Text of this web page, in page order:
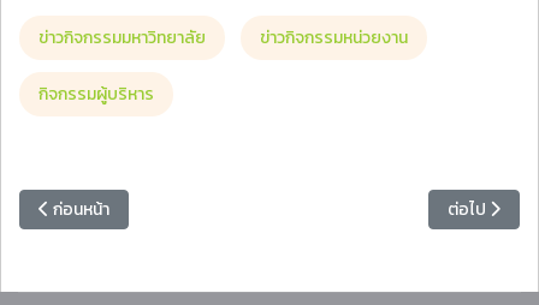
ข่าวกิจกรรมมหาวิทยาลัย ข่าวกิจกรรมหน่วยงาน
กิจกรรมผู้บริหาร
เนื้อหาก่อนหน้า: คณะมนุษยศาสตรฺ์และสังคมศาสตร์ มรภ.หมู่บ้านจอมบึง
ก่อนหน้า เนื้อหาถัดไ
ต่อไป